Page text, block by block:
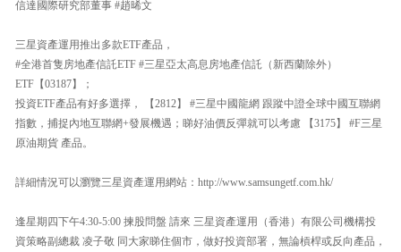
信達國際研究部董事 #趙晞文
三星資產運用推出多款ETF產品，
#全港首隻房地產信託ETF #三星亞太高息房地產信託（新西蘭除外）
ETF【03187】；
投資ETF產品有好多選擇， 【2812】 #三星中國龍網 跟蹤中證全球中國互聯網
指數，捕捉內地互聯網+發展機遇；睇好油價反彈就可以考慮 【3175】 #F三星
原油期貨 產品。
詳細情況可以瀏覽三星資產運用網站：http://www.samsungetf.com.hk/
逢星期四下午4:30-5:00 揀股問盤 請來 三星資產運用（香港）有限公司機構投
資策略副總裁 凌子敬 同大家睇住個市，做好投資部署，無論槓桿或反向產品，